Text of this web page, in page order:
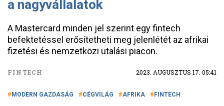
a nagyvállalatok
A Mastercard minden jel szerint egy fintech
befektetéssel erősítetheti meg jelenlétét az afrikai
fizetési és nemzetközi utalási piacon.
FINTECH 2023. AUGUSZTUS 17. 05:41
MODERN GAZDASÁG CÉGVILÁG AFRIKA FINTECH